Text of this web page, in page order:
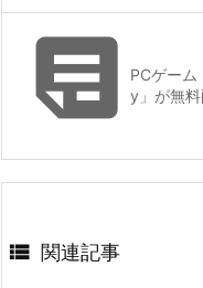
PCゲー
y」が無料
 関連記事